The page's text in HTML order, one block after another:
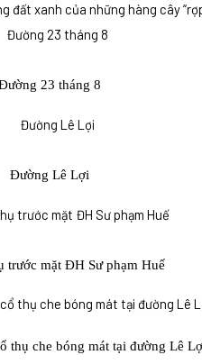
xanh của những hàng cây
23 tháng 8
Đường Lê Lợi
trước mặt ĐH Sư phạm Huế
thụ che bóng mát tại đường Lê